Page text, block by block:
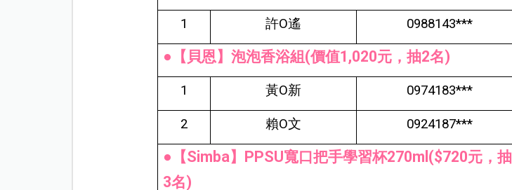
1 許O遙 0988143***
●【貝恩】泡泡香浴組(價值1,020元，抽2名)
1 黃O新 0974183***
2 賴O文 0924187***
●【Simba】PPSU寬口把手學習杯270ml($720元，抽
3名)